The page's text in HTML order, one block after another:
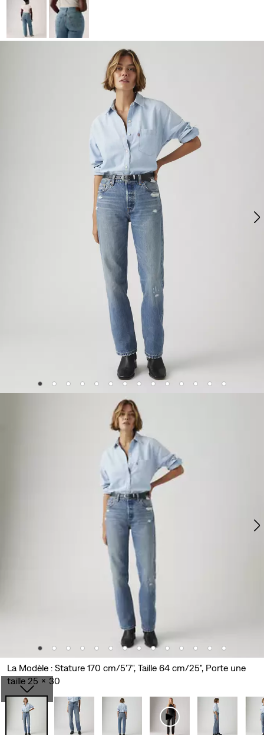
La Modèle : Stature 170 cm/5'7", Taille 64 cm/25", Porte une
taille 25 x 30